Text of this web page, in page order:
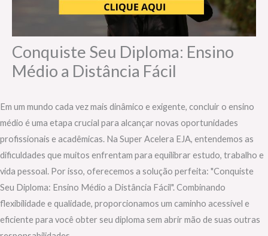
Conquiste Seu Diploma: Ensino
Médio a Distância Fácil
Em um mundo cada vez mais dinâmico e exigente, concluir o ensino
médio é uma etapa crucial para alcançar novas oportunidades
profissionais e acadêmicas. Na Super Acelera EJA, entendemos as
dificuldades que muitos enfrentam para equilibrar estudo, trabalho e
vida pessoal. Por isso, oferecemos a solução perfeita: "Conquiste
Seu Diploma: Ensino Médio a Distância Fácil". Combinando
flexibilidade e qualidade, proporcionamos um caminho acessível e
eficiente para você obter seu diploma sem abrir mão de suas outras